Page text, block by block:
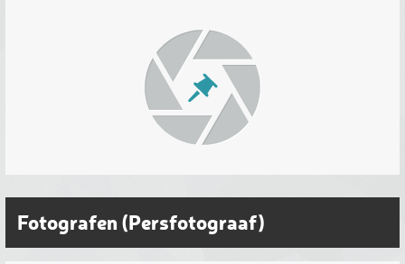
Fotografen (Persfotograaf)